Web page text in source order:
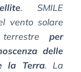
. SMILE
vento solare
per
delle
la Terra. La